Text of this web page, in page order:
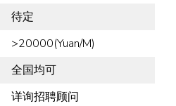
待定
>20000(Yuan/M)
全国均可
详询招聘顾问